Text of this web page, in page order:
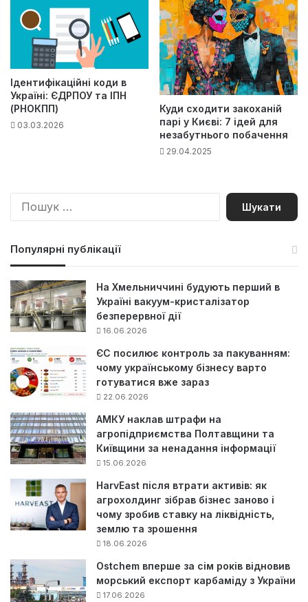
Ідентифікаційні коди в
Україні: ЄДРПОУ та ІПН
(РНОКПП)
03.03.2026
Куди сходити закоханій
парі у Києві: 7 ідей для
незабутнього побачення
29.04.2025
П
Популярні публікації
На Хмельниччині будують перший в
Україні вакуум-кристалізатор
безперервної дії
16.06.2026
ЄС посилює контроль за пакуванням:
чому українському бізнесу варто
готуватися вже зараз
22.06.2026
АМКУ наклав штрафи на
агропідприємства Полтавщини та
Київщини за ненадання інформації
15.06.2026
HarvEast після втрати активів: як
агрохолдинг зібрав бізнес заново і
чому зробив ставку на ліквідність,
землю та зрошення
18.06.2026
Ostchem вперше за сім років відновив
морський експорт карбаміду з України
17.06.2026